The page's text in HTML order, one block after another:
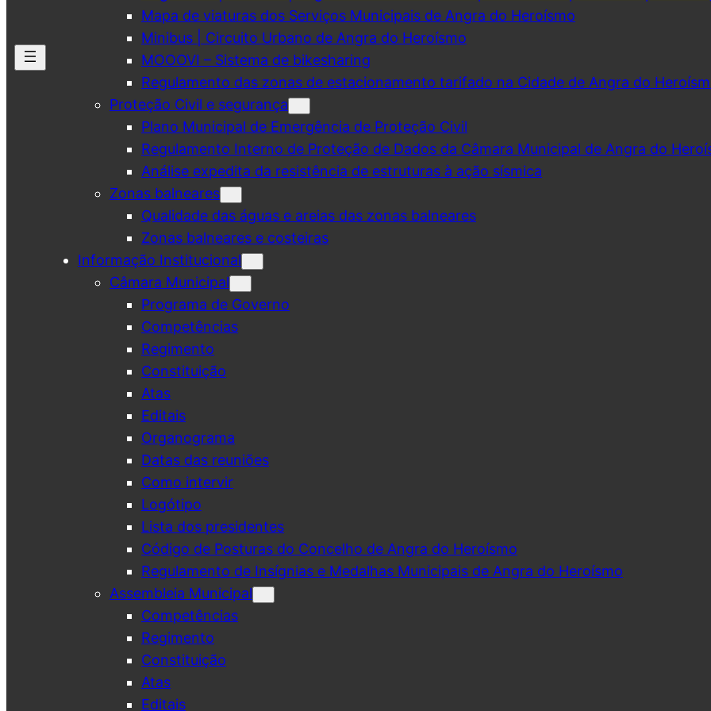
Mapa de viaturas dos Serviços Municipais de Angra do Heroísmo
Minibus | Circuito Urbano de Angra do Heroísmo
MOOOVI – Sistema de bikesharing
Regulamento das zonas de estacionamento tarifado na Cidade de Angra do
Proteção Civil e segurança
Plano Municipal de Emergência de Proteção Civil
Regulamento Interno de Proteção de Dados da Câmara Municipal de Angra do
Análise expedita da resistência de estruturas à ação sísmica
Zonas balneares
Qualidade das águas e areias das zonas balneares
Zonas balneares e costeiras
Informação Institucional
Câmara Municipal
Programa de Governo
Competências
Regimento
Constituição
Atas
Editais
Organograma
Datas das reuniões
Como intervir
Logótipo
Lista dos presidentes
Código de Posturas do Concelho de Angra do Heroísmo
Regulamento de Insígnias e Medalhas Municipais de Angra do Heroísmo
Assembleia Municipal
Competências
Regimento
Constituição
Atas
Editais